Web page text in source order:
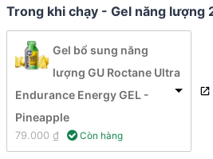
Trong khi chạy - Gel năng lượng
Gel bổ sung năng
lượng GU Roctane Ultra
Endurance Energy GEL -
Pineapple
79.000 ₫ Còn hàng